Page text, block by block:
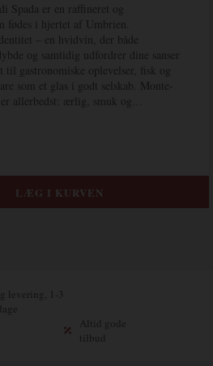
Spada er en raffineret og
fødes i hjertet af Umbrien.
– en hvidvin, der både
og samtidig udfordrer dine sanser
gastronomiske oplevelser, fisk og
som et glas i godt selskab. Monte-
allerbedst: ærlig, smuk og
levering, 1-3
Altid gode
tilbud